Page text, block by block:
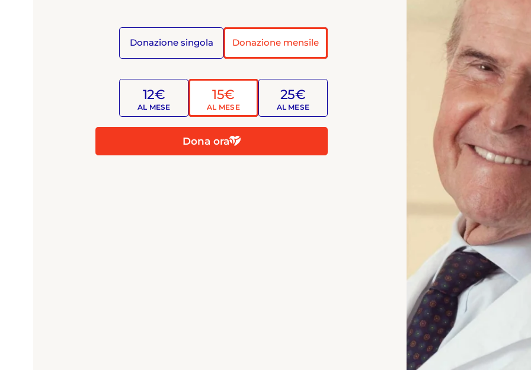
Donazione singola Donazione mensile
12€
AL MESE
15€
AL MESE
25€
AL MESE
Dona ora